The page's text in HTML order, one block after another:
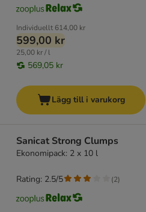
Individuellt 614,00 kr
599,00 kr
25,00 kr / l
569,05 kr
Lägg till i varukorg
Sanicat Strong Clumps
Ekonomipack: 2 x 10 l
Rating: 2.5/5 (2)